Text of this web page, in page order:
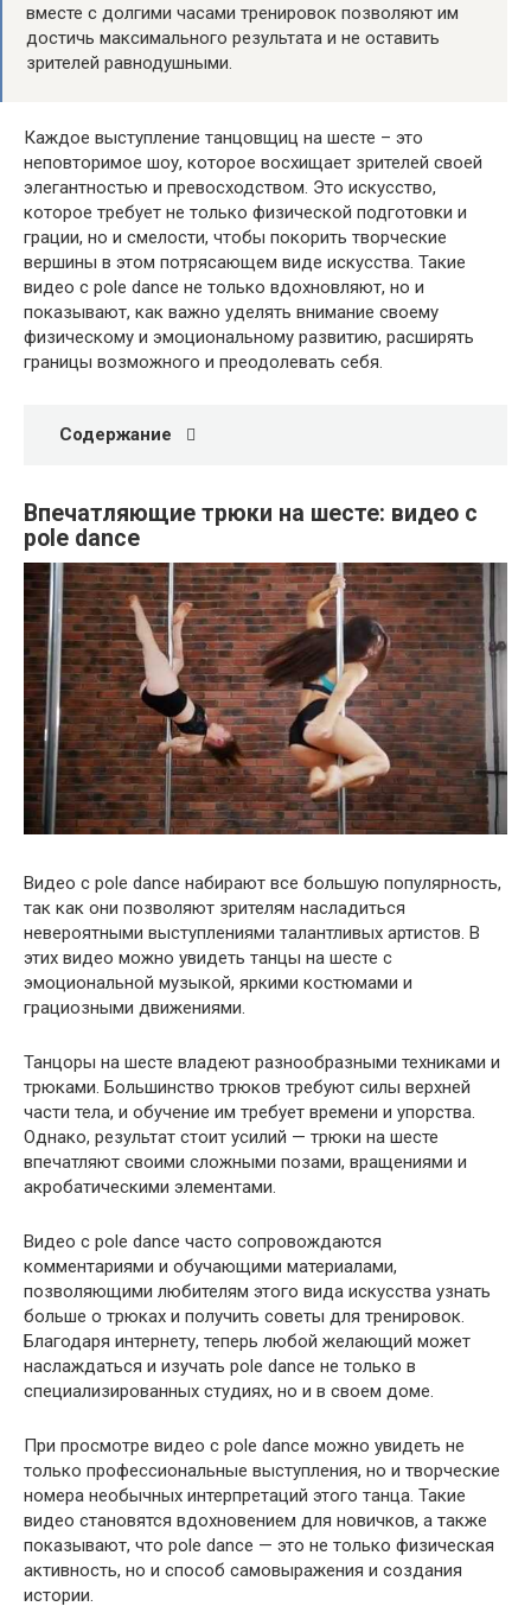
вместе с долгими часами тренировок позволяют им
достичь максимального результата и не оставить
зрителей равнодушными.
Каждое выступление танцовщиц на шесте – это
неповторимое шоу, которое восхищает зрителей своей
элегантностью и превосходством. Это искусство,
которое требует не только физической подготовки и
грации, но и смелости, чтобы покорить творческие
вершины в этом потрясающем виде искусства. Такие
видео с pole dance не только вдохновляют, но и
показывают, как важно уделять внимание своему
физическому и эмоциональному развитию, расширять
границы возможного и преодолевать себя.
Содержание
Впечатляющие трюки на шесте: видео с
pole dance
Видео с pole dance набирают все большую популярность,
так как они позволяют зрителям насладиться
невероятными выступлениями талантливых артистов. В
этих видео можно увидеть танцы на шесте с
эмоциональной музыкой, яркими костюмами и
грациозными движениями.
Танцоры на шесте владеют разнообразными техниками и
трюками. Большинство трюков требуют силы верхней
части тела, и обучение им требует времени и упорства.
Однако, результат стоит усилий — трюки на шесте
впечатляют своими сложными позами, вращениями и
акробатическими элементами.
Видео с pole dance часто сопровождаются
комментариями и обучающими материалами,
позволяющими любителям этого вида искусства узнать
больше о трюках и получить советы для тренировок.
Благодаря интернету, теперь любой желающий может
наслаждаться и изучать pole dance не только в
специализированных студиях, но и в своем доме.
При просмотре видео с pole dance можно увидеть не
только профессиональные выступления, но и творческие
номера необычных интерпретаций этого танца. Такие
видео становятся вдохновением для новичков, а также
показывают, что pole dance — это не только физическая
активность, но и способ самовыражения и создания
истории.